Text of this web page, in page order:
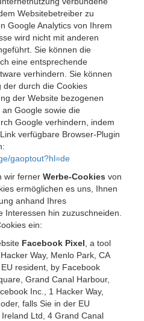
Websitebetreiber zu
Google Analytics von Ihrem
wird nicht mit anderen
Sie können die
eine entsprechende
verhindern. Sie können
der durch die Cookies
der Website bezogenen
Google sowie die
Google verhindern, indem
verfügbare Browser-Plugin
gaoptout?hl=de
wir ferner Werbe-Cookies von
ermöglichen es uns, Ihnen
anhand Ihres
hin zuzuschneiden.
ein:
Facebook Pixel , a tool
Way, Menlo Park, CA
resident, by Facebook
Grand Canal Harbour,
Inc., 1 Hacker Way,
falls Sie in der EU
Ltd, 4 Grand Canal